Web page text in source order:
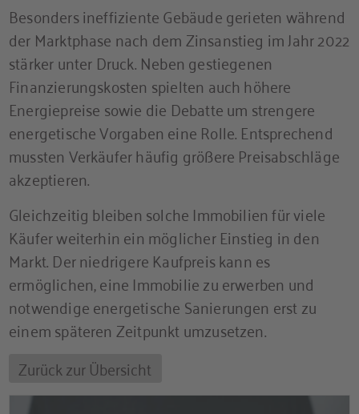
Besonders ineffiziente Gebäude gerieten während
der Marktphase nach dem Zinsanstieg im Jahr 2022
stärker unter Druck. Neben gestiegenen
Finanzierungskosten spielten auch höhere
Energiepreise sowie die Debatte um strengere
energetische Vorgaben eine Rolle. Entsprechend
mussten Verkäufer häufig größere Preisabschläge
akzeptieren.
Gleichzeitig bleiben solche Immobilien für viele
Käufer weiterhin ein möglicher Einstieg in den
Markt. Der niedrigere Kaufpreis kann es
ermöglichen, eine Immobilie zu erwerben und
notwendige energetische Sanierungen erst zu
einem späteren Zeitpunkt umzusetzen.
Zurück zur Übersicht